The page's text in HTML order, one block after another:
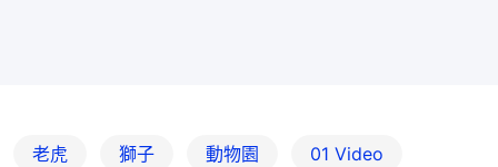
老虎 獅子 動物園 01 Video